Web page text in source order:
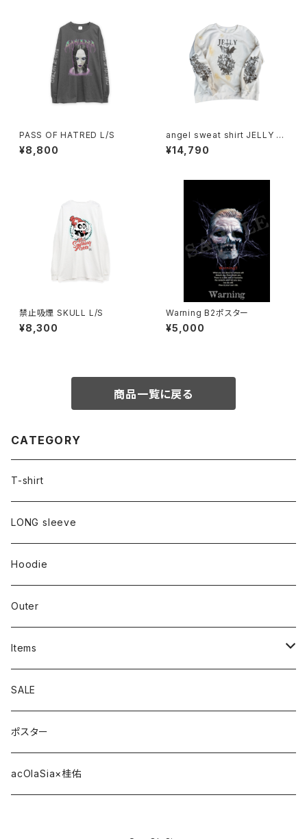
PASS OF HATRED L/S
¥8,800
angel sweat shirt JELLY D
EMON
¥14,790
禁止吸煙 SKULL L/S
¥8,300
Warning B2ポスター
¥5,000
商品一覧に戻る
CATEGORY
T-shirt
LONG sleeve
Hoodie
Outer
Items
Phone Case
cap
strap
SALE
ポスター
acOlaSia×桂佑